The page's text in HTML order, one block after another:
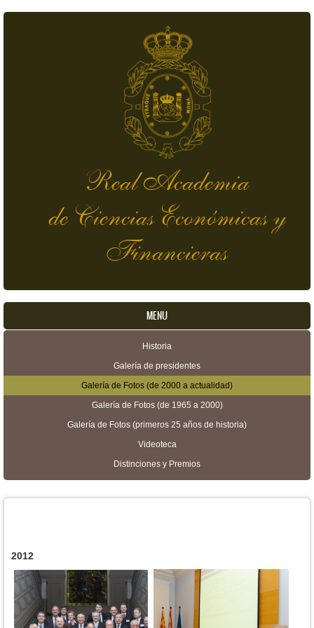
Real Academia
de Ciencias Económicas y
Financieras
MENU
Historia
Galería de presidentes
Galería de Fotos (de 2000 a actualidad)
Galería de Fotos (de 1965 a 2000)
Galería de Fotos (primeros 25 años de historia)
Videoteca
Distinciones y Premios
2012